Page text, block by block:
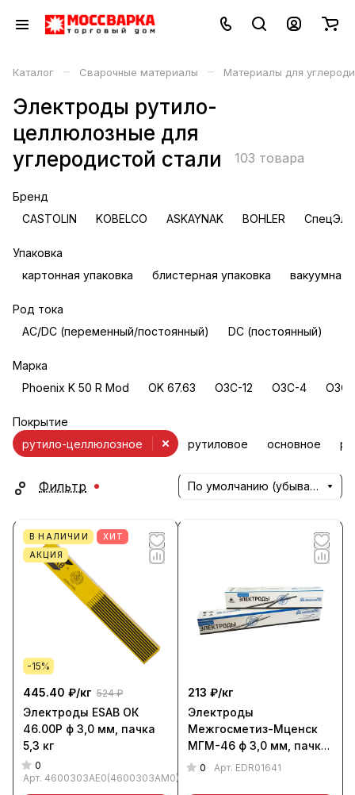
Каталог – Сварочные материалы – Материалы для
Электроды рутило-
целлюлозные для
углеродистой стали
103 товара
Бренд
CASTOLIN
KOBELCO ASKAYNAK BOHLER
Упаковка
картонная упаковка
блистерная упаковка вакуумная
Род тока
AC/DC (переменный/постоянный)
DC (постоянный)
Марка
Phoenix K 50 R Mod
OK 67.63 ОЗС-12 ОЗС-4
Покрытие
рутиловое
основное
рутило-целлюлозное
Фильтр По умолчанию (убывание)
В НАЛИЧИИ
ХИТ
АКЦИЯ
-15%
445.40 ₽/кг 524 ₽
Электроды ESAB ОК
46.00Р ф 3,0 мм, пачка
5,3 кг
0
Арт. 4600303AE0(4600303AM0)
213 ₽/кг
Электроды
Межгосметиз-Мценск
МГМ-46 ф 3,0 мм, пачка
5,0 кг
0 Арт. EDR01641